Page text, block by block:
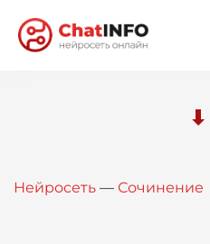
Вход
Нейросеть — Сочинение